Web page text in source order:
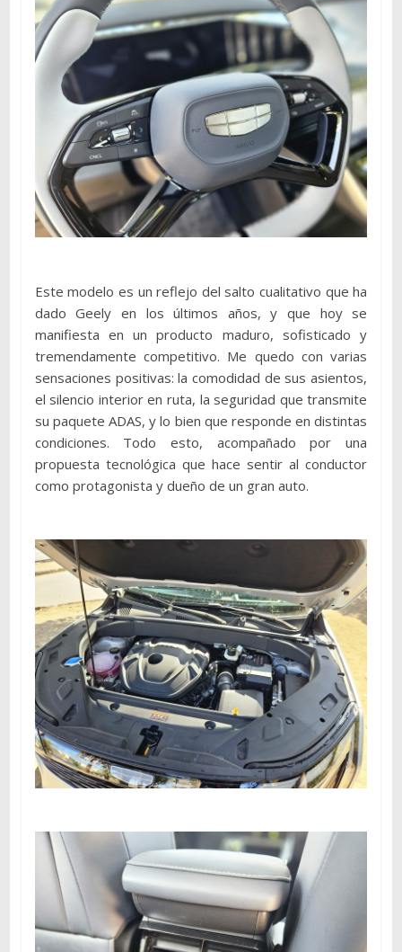
Este modelo es un reflejo del salto cualitativo que ha
dado Geely en los últimos años, y que hoy se
manifiesta en un producto maduro, sofisticado y
tremendamente competitivo. Me quedo con varias
sensaciones positivas: la comodidad de sus asientos,
el silencio interior en ruta, la seguridad que transmite
su paquete ADAS, y lo bien que responde en distintas
condiciones. Todo esto, acompañado por una
propuesta tecnológica que hace sentir al conductor
como protagonista y dueño de un gran auto.